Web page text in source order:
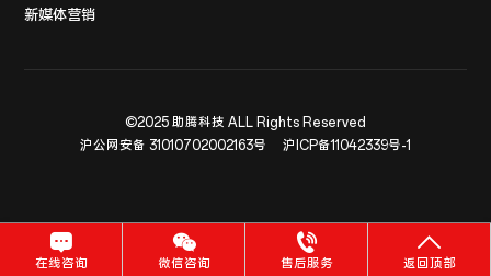
新媒体营销
©2025 助腾科技 ALL Rights Reserved
沪公网安备 31010702002163号
沪ICP备11042339号-1
在线咨询 微信咨询 售后服务 返回顶部